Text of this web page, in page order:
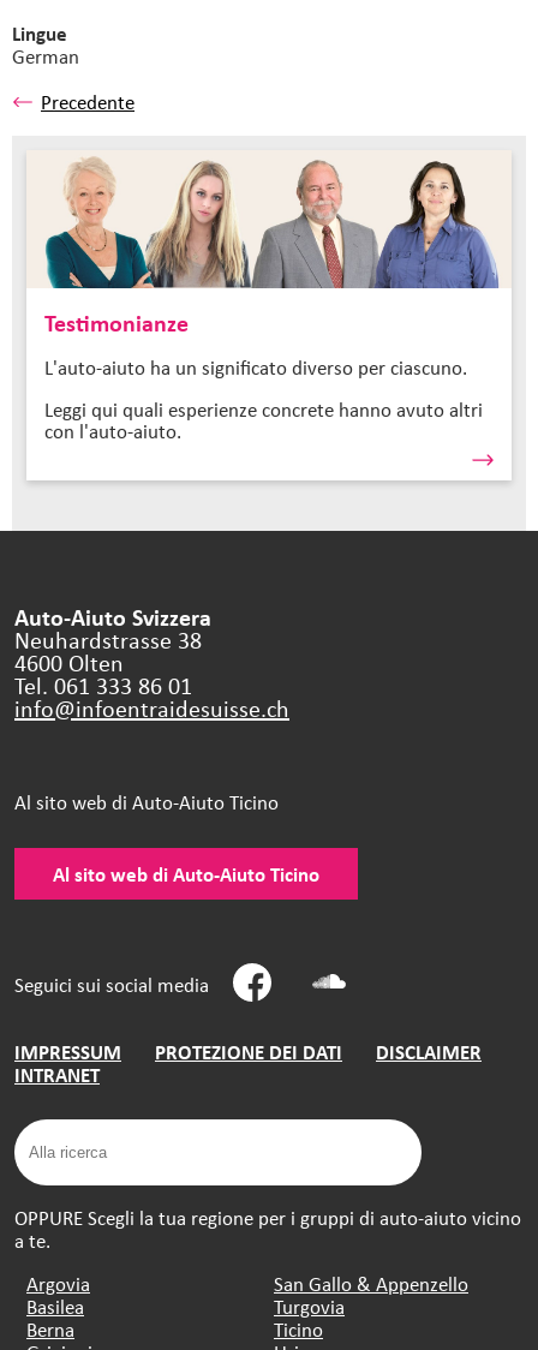
Lingue
German
Precedente
Testimonianze
L'auto-aiuto ha un significato diverso per ciascuno.
Leggi qui quali esperienze concrete hanno avuto altri
con l'auto-aiuto.
Auto-Aiuto Svizzera
Neuhardstrasse 38
4600 Olten
Tel. 061 333 86 01
info@infoentraidesuisse.ch
Al sito web di Auto-Aiuto Ticino
Al sito web di Auto-Aiuto Ticino
Seguici sui social media
IMPRESSUM PROTEZIONE DEI DATI
DISCLAIMER
INTRANET
OPPURE Scegli la tua regione per i gruppi di auto-aiuto vicino
a te.
Argovia
Basilea
Berna
San Gallo & Appenzello
Turgovia
Ticino